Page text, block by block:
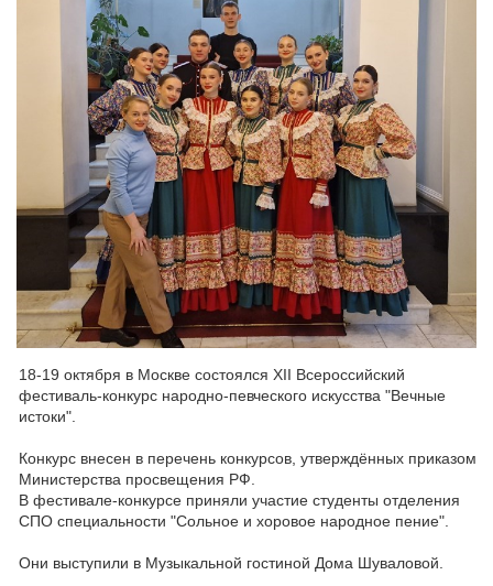
18-19 октября в Москве состоялся XII Всероссийский
фестиваль-конкурс народно-певческого искусства "Вечные
истоки".
Конкурс внесен в перечень конкурсов, утверждённых приказом
Министерства просвещения РФ.
В фестивале-конкурсе приняли участие студенты отделения
СПО специальности "Сольное и хоровое народное пение".
Они выступили в Музыкальной гостиной Дома Шуваловой.